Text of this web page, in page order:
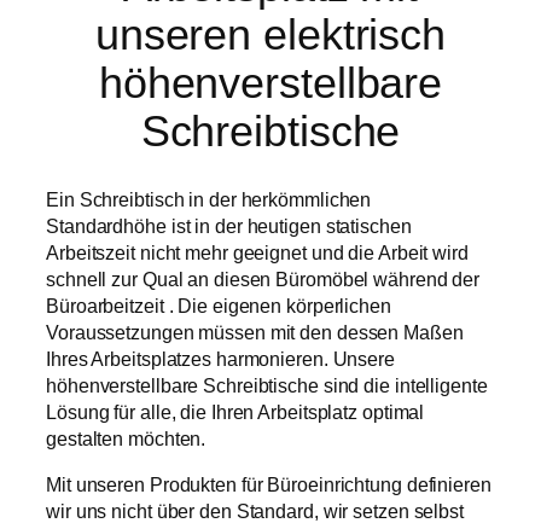
unseren elektrisch
höhenverstellbare
Schreibtische
Ein Schreibtisch in der herkömmlichen
Standardhöhe ist in der heutigen statischen
Arbeitszeit nicht mehr geeignet und die Arbeit wird
schnell zur Qual an diesen Büromöbel während der
Büroarbeitzeit . Die eigenen körperlichen
Voraussetzungen müssen mit den dessen Maßen
Ihres Arbeitsplatzes harmonieren. Unsere
höhenverstellbare Schreibtische sind die intelligente
Lösung für alle, die Ihren Arbeitsplatz optimal
gestalten möchten.
Mit unseren Produkten für Büroeinrichtung definieren
wir uns nicht über den Standard, wir setzen selbst